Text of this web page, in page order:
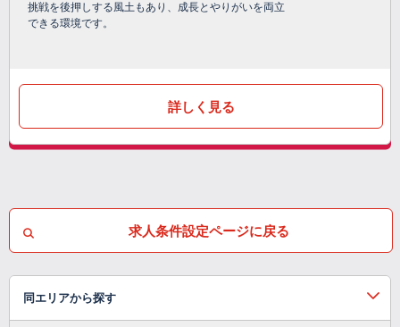
挑戦を後押しする風土もあり、成長とやりがいを両立
できる環境です。
詳しく見る
求人条件設定ページに戻る
同エリアから探す